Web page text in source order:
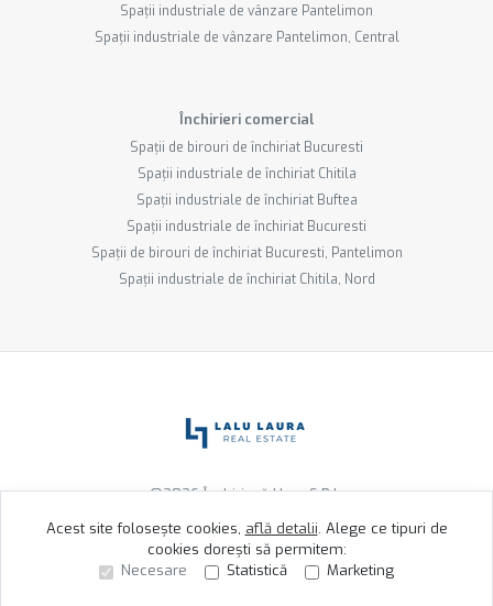
Spații industriale de vânzare Pantelimon
Spații industriale de vânzare Pantelimon, Central
Închirieri comercial
Spații de birouri de închiriat Bucuresti
Spații industriale de închiriat Chitila
Spații industriale de închiriat Buftea
Spații industriale de închiriat Bucuresti
Spații de birouri de închiriat Bucuresti, Pantelimon
Spații industriale de închiriat Chitila, Nord
©2026Închiriază Ușor S.R.L.
Site creat în
Acest site folosește cookies, află detalii. Alege ce tipuri de
cookies dorești să permitem:
Necesare
Statistică Marketing